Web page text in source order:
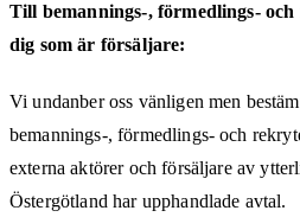
Till bemannings-, förmedlings-
dig som är försäljare:
Vi undanber oss vänligen men
bemannings-, förmedlings- och
externa aktörer och försäljare av
Östergötland har upphandlade avtal.